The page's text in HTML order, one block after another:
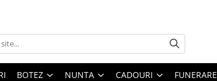
BOTEZ NUNTA CADOURI FUNERARE